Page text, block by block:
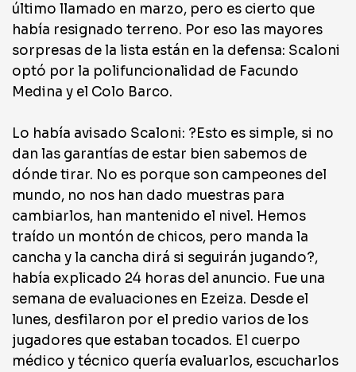
último llamado en marzo, pero es cierto que
había resignado terreno. Por eso las mayores
sorpresas de la lista están en la defensa: Scaloni
optó por la polifuncionalidad de Facundo
Medina y el Colo Barco.
Lo había avisado Scaloni: ?Esto es simple, si no
dan las garantías de estar bien sabemos de
dónde tirar. No es porque son campeones del
mundo, no nos han dado muestras para
cambiarlos, han mantenido el nivel. Hemos
traído un montón de chicos, pero manda la
cancha y la cancha dirá si seguirán jugando?,
había explicado 24 horas del anuncio. Fue una
semana de evaluaciones en Ezeiza. Desde el
lunes, desfilaron por el predio varios de los
jugadores que estaban tocados. El cuerpo
médico y técnico quería evaluarlos, escucharlos